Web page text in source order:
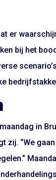
er
bij het
in
zij. “We